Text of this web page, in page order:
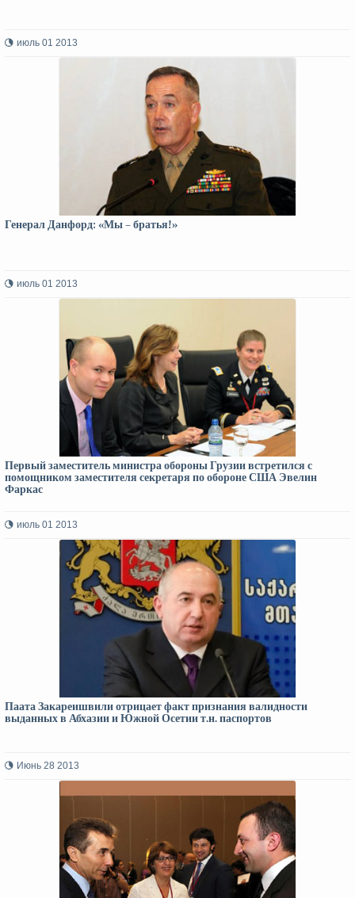
июль 01 2013
Генерал Данфорд: «Мы – братья!»
июль 01 2013
Первый заместитель министра обороны Грузии встретился с
помощником заместителя секретаря по обороне США Эвелин
Фаркас
июль 01 2013
Паата Закареишвили отрицает факт признания валидности
выданных в Абхазии и Южной Осетии т.н. паспортов
Июнь 28 2013